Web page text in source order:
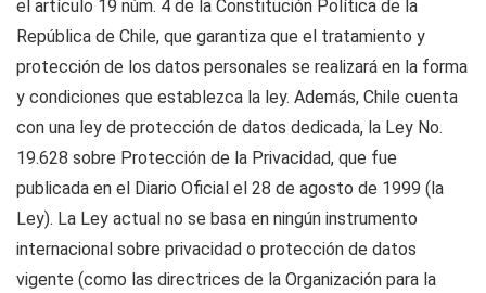
el artículo 19 núm. 4 de la Constitución Política de la
República de Chile, que garantiza que el tratamiento y
protección de los datos personales se realizará en la forma
y condiciones que establezca la ley. Además, Chile cuenta
con una ley de protección de datos dedicada, la Ley No.
19.628 sobre Protección de la Privacidad, que fue
publicada en el Diario Oficial el 28 de agosto de 1999 (la
Ley). La Ley actual no se basa en ningún instrumento
internacional sobre privacidad o protección de datos
vigente (como las directrices de la Organización para la